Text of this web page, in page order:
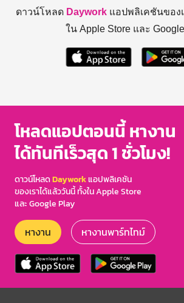
ดาวน์โหลด Daywork แอปพลิเคชันของ
ใน Apple Store และ
โหลดแอปตอนนี้ หางาน
ได้ทันทีเร็วสุด 1 ชั่วโมง!
ดาวน์โหลดDayworkแอปพลิเคชัน
ของเราได้แล้ววันนี้ ทั้งใน Apple Store
และ Google Play
หางาน หางานพาร์ทไทม์